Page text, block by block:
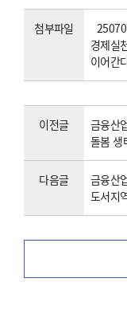
첨부파일
경제실
이어간
이전글
금융산
돌봄 생
다음글
금융산
도서지